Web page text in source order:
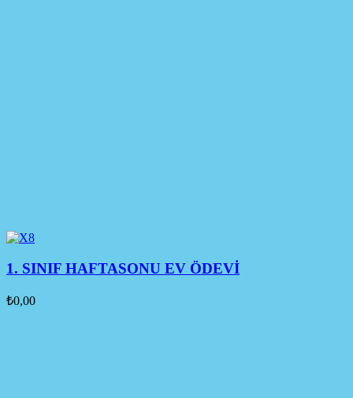
1. SINIF HAFTASONU EV ÖDEVİ
₺0,00